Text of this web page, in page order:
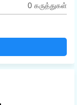
0 கருத்துகள்